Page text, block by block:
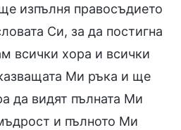
изпълня правосъдието
Си, за да постигна
всички хора и всички
Ми ръка и ще
да видят пълната Ми
и пълното Ми